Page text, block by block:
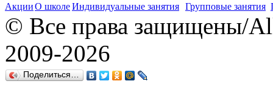
АкцииО школеИндивидуальные занятия Групповые занятия
© Все права защищены/
2009-2026
Поделиться…